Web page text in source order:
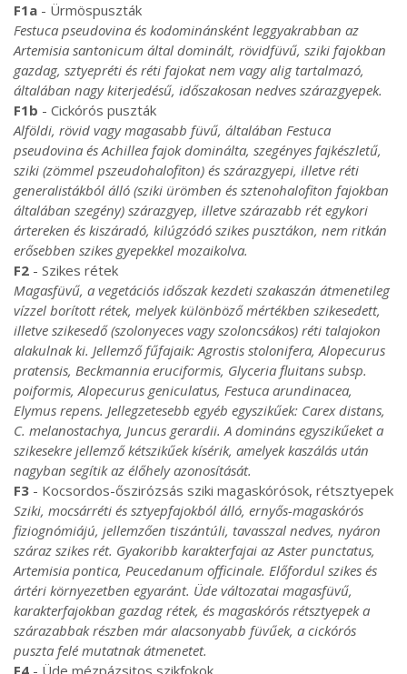
F1a - Ürmöspuszták
Festuca pseudovina és kodominánsként leggyakrabban az
Artemisia santonicum által dominált, rövidfüvű, sziki fajokban
gazdag, sztyepréti és réti fajokat nem vagy alig tartalmazó,
általában nagy kiterjedésű, időszakosan nedves szárazgyepek.
F1b - Cickórós puszták
Alföldi, rövid vagy magasabb füvű, általában Festuca
pseudovina és Achillea fajok dominálta, szegényes fajkészletű,
sziki (zömmel pszeudohalofiton) és szárazgyepi, illetve réti
generalistákból álló (sziki ürömben és sztenohalofiton fajokban
általában szegény) szárazgyep, illetve szárazabb rét egykori
ártereken és kiszáradó, kilúgzódó szikes pusztákon, nem ritkán
erősebben szikes gyepekkel mozaikolva.
F2 - Szikes rétek
Magasfüvű, a vegetációs időszak kezdeti szakaszán átmenetileg
vízzel borított rétek, melyek különböző mértékben szikesedett,
illetve szikesedő (szolonyeces vagy szoloncsákos) réti talajokon
alakulnak ki. Jellemző fűfajaik: Agrostis stolonifera, Alopecurus
pratensis, Beckmannia eruciformis, Glyceria fluitans subsp.
poiformis, Alopecurus geniculatus, Festuca arundinacea,
Elymus repens. Jellegzetesebb egyéb egyszikűek: Carex distans,
C. melanostachya, Juncus gerardii. A domináns egyszikűeket a
szikesekre jellemző kétszikűek kísérik, amelyek kaszálás után
nagyban segítik az élőhely azonosítását.
F3 - Kocsordos-őszirózsás sziki magaskórósok, rétsztyepek
Sziki, mocsárréti és sztyepfajokból álló, ernyős-magaskórós
fiziognómiájú, jellemzően tiszántúli, tavasszal nedves, nyáron
száraz szikes rét. Gyakoribb karakterfajai az Aster punctatus,
Artemisia pontica, Peucedanum officinale. Előfordul szikes és
ártéri környezetben egyaránt. Üde változatai magasfüvű,
karakterfajokban gazdag rétek, és magaskórós rétsztyepek a
szárazabbak részben már alacsonyabb füvűek, a cickórós
puszta felé mutatnak átmenetet.